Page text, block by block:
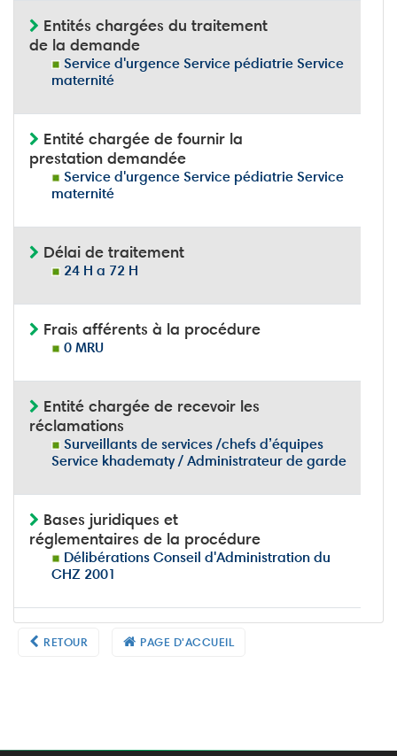
Entités chargées du traitement
de la demande
Service d'urgence Service pédiatrie Service
maternité
Entité chargée de fournir la
prestation demandée
Service d'urgence Service pédiatrie Service
maternité
Délai de traitement
24 H a 72 H
Frais afférents à la procédure
0 MRU
Entité chargée de recevoir les
réclamations
Surveillants de services /chefs d’équipes
Service khadematy / Administrateur de garde
Bases juridiques et
réglementaires de la procédure
Délibérations Conseil d'Administration du
CHZ 2001
RETOUR PAGE D'ACCUEIL